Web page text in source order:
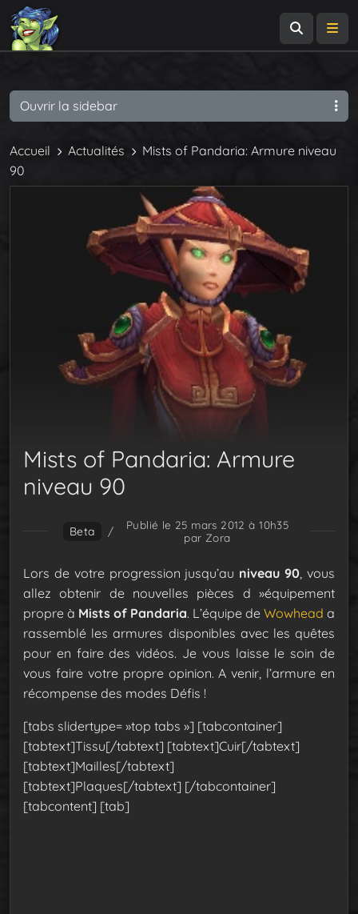
Accueil Actualités
Mists of Pandaria: Armure niveau
90
Mists of Pandaria: Armure
niveau 90
Beta /
Publié le 25 mars 2012 à 10h35
par Zora
Lors de votre progression jusqu’au niveau 90 , vous
allez obtenir de nouvelles pièces d »équipement
propre à Mists of Pandaria. L’équipe de Wowhead a
rassemblé les armures disponibles avec les quêtes
pour en faire des vidéos. Je vous laisse le soin de
vous faire votre propre opinion. A venir, l’armure en
récompense des modes Défis !
[tabs slidertype= »top tabs »] [tabcontainer]
[tabtext]Tissu[/tabtext] [tabtext]Cuir[/tabtext]
[tabtext]Mailles[/tabtext]
[tabtext]Plaques[/tabtext] [/tabcontainer]
[tabcontent] [tab]
Ouvrir la sidebar